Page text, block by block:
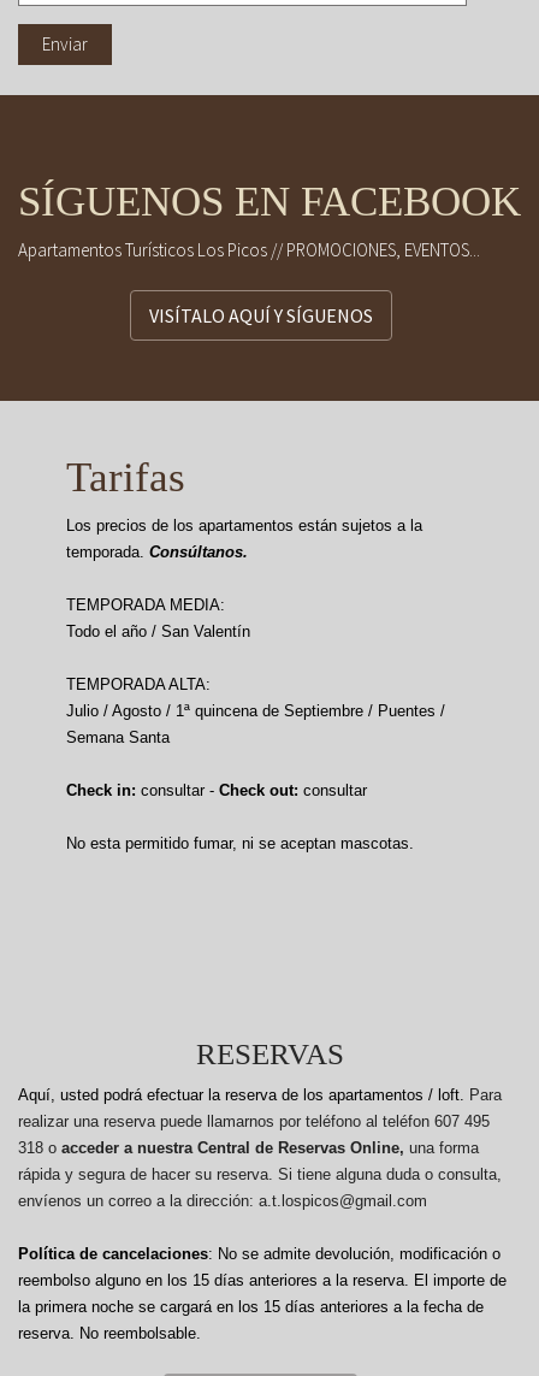
SÍGUENOS EN FACEBOOK
Apartamentos Turísticos Los Picos // PROMOCIONES, EVENTOS...
VISÍTALO AQUÍ Y SÍGUENOS
Tarifas
Los precios de los apartamentos están sujetos a la
temporada. Consúltanos.
TEMPORADA MEDIA:
Todo el año / San Valentín
TEMPORADA ALTA:
Julio / Agosto / 1ª quincena de Septiembre / Puentes /
Semana Santa
Check in: consultar - Check out: consultar
No esta permitido fumar, ni se aceptan mascotas.
RESERVAS
Aquí, usted podrá efectuar la reserva de los apartamentos / loft. Para
realizar una reserva puede llamarnos por teléfono al teléfon 607 495
318 o acceder a nuestra Central de Reservas Online, una forma
rápida y segura de hacer su reserva. Si tiene alguna duda o consulta,
envíenos un correo a la dirección: a.t.lospicos@gmail.com
Política de cancelaciones: No se admite devolución, modificación o
reembolso alguno en los 15 días anteriores a la reserva. El importe de
la primera noche se cargará en los 15 días anteriores a la fecha de
reserva. No reembolsable.